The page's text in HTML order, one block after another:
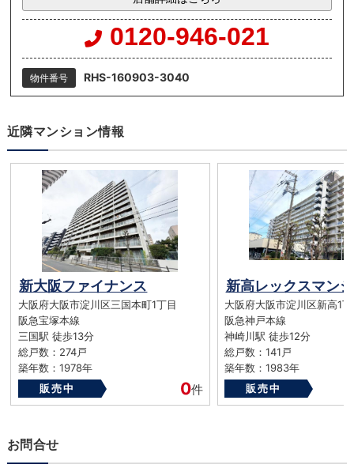
0120-946-021
物件番号 RHS-160903-3040
近隣マンション情報
新大阪ファイナンス
大阪府大阪市淀川区三国本町1丁目
阪急宝塚本線
三国駅 徒歩13分
総戸数：274戸
築年数：1978年
販売中
0件
新高レックスマン
大阪府大阪市淀川区新高1
阪急神戸本線
神崎川駅 徒歩12分
総戸数：141戸
築年数：1983年
販売中
お問合せ